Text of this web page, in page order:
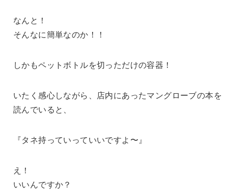
なんと！
そんなに簡単なのか！！
しかもペットボトルを切っただけの容器！
いたく感心しながら、店内にあったマングローブの本を
読んでいると、
『タネ持っていっていいですよ〜』
え！
いいんですか？